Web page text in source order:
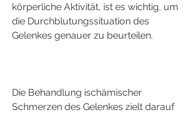
körperliche Aktivität, ist es wichtig, um
die Durchblutungssituation des
Gelenkes genauer zu beurteilen.
Die Behandlung ischämischer
Schmerzen des Gelenkes zielt darauf